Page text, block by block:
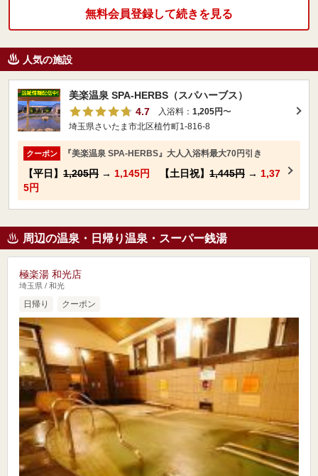
無料会員登録して続きを見る
人気の施設
美楽温泉 SPA-HERBS（スパハーブス）
4.7
入浴料： 1,205円〜
埼玉県さいたま市北区植竹町1-816-8
クーポン 『美楽温泉 SPA-HERBS』大人入浴料最大70円引き
【平日】 1,205円 → 1,145円 【土日祝】 1,445円 → 1,37
5円
周辺の温泉・日帰り温泉・スーパー銭湯
極楽湯 和光店
埼玉県 / 和光
日帰り クーポン